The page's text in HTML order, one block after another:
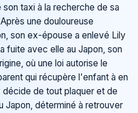
son taxi à la recherche de sa
une douloureuse
son ex-épouse a enlevé Lily
fuite avec elle au Japon, son
où une loi autorise le
qui récupère l'enfant à en
de tout plaquer et de
Japon, déterminé à retrouver